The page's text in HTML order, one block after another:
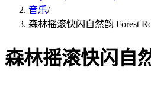
音乐/
森林摇滚快闪自然韵 Forest
森林摇滚快闪自